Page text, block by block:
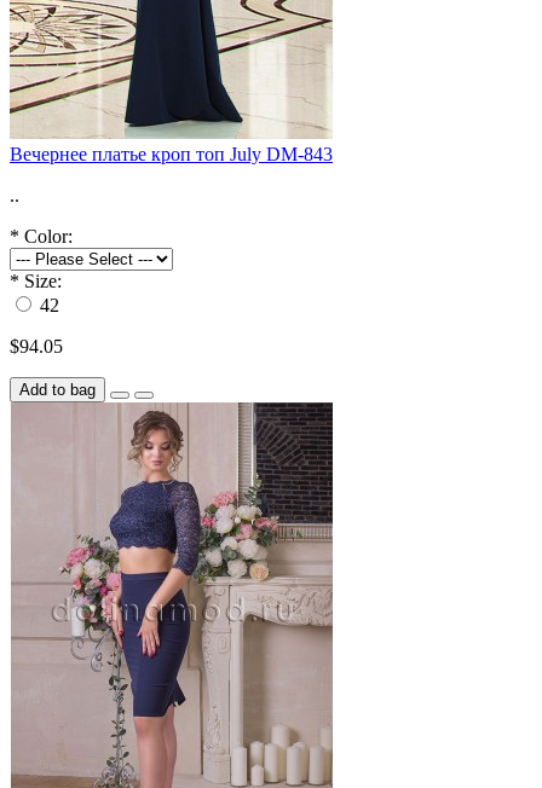
Вечернее платье кроп топ July DM-843
..
* Color:
* Size:
42
$94.05
Add to bag